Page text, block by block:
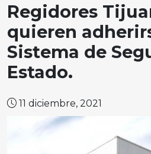
Regidores
quieren
Sistema de
Estado.
11 diciembre, 2021